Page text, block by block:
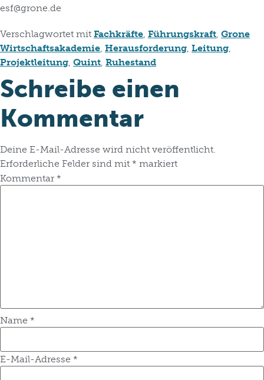
esf@grone.de
Verschlagwortet mit Fachkräfte, Führungskraft, Grone
Wirtschaftsakademie, Herausforderung, Leitung,
Projektleitung, Quint, Ruhestand
Schreibe einen
Kommentar
Deine E-Mail-Adresse wird nicht veröffentlicht.
Erforderliche Felder sind mit * markiert
Kommentar *
Name *
E-Mail-Adresse *